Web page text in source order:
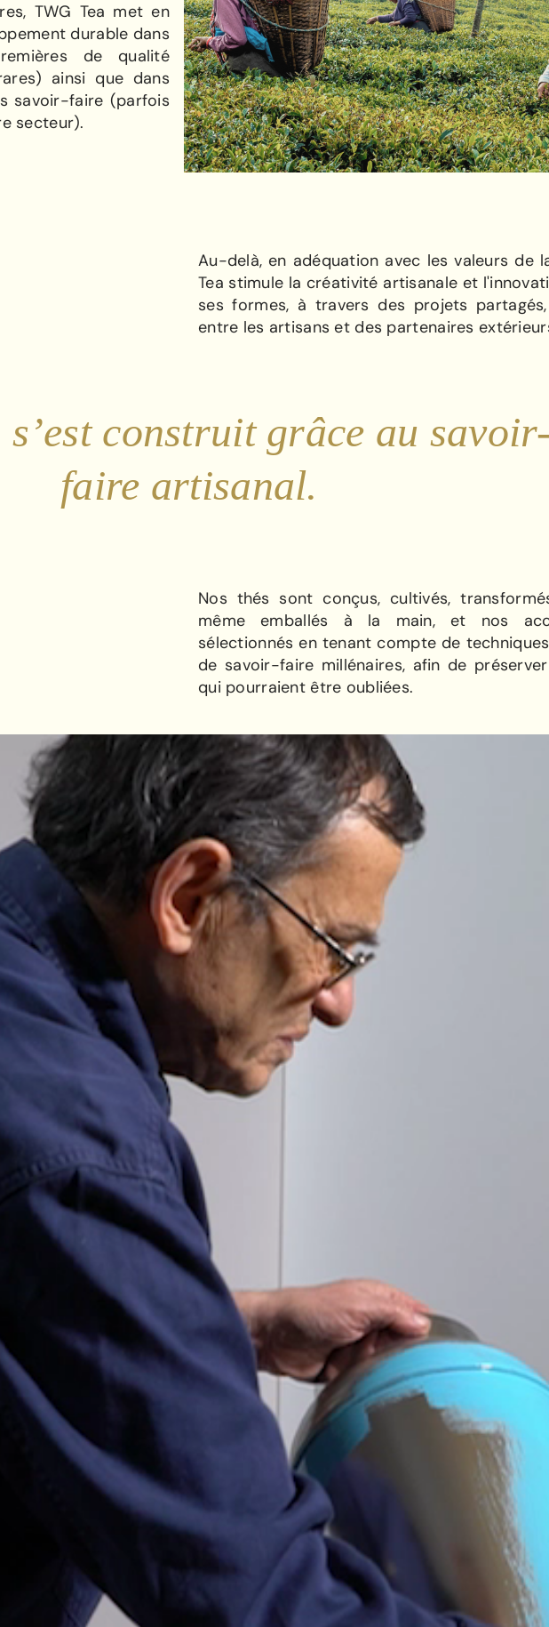
TWG Tea met en
durable dans
de qualité
ainsi que dans
savoir-faire (parfois
secteur).
Au-delà, en adéquation avec les valeurs de
Tea stimule la créativité artisanale et
ses formes, à travers des projets
entre les artisans et des partenaires
s’est construit grâce au savoir-
faire artisanal.
Nos thés sont conçus, cultivés,
même emballés à la main, et nos
sélectionnés en tenant compte de
de savoir-faire millénaires, afin de
qui pourraient être oubliées.